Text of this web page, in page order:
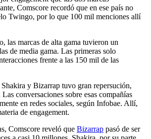
Comscore recordó que en ese país no
Twingo, por lo que 100 mil menciones allí
las marcas de alta gama tuvieron un
de media gama. Las primeras solo
frente a las 150 mil de las
y Bizarrap tuvo gran repersución,
Las conversaciones sobre esas compañías
en redes sociales, según Infobae. Allí,
de engagement.
Comscore reveló que Bizarrap pasó de ser